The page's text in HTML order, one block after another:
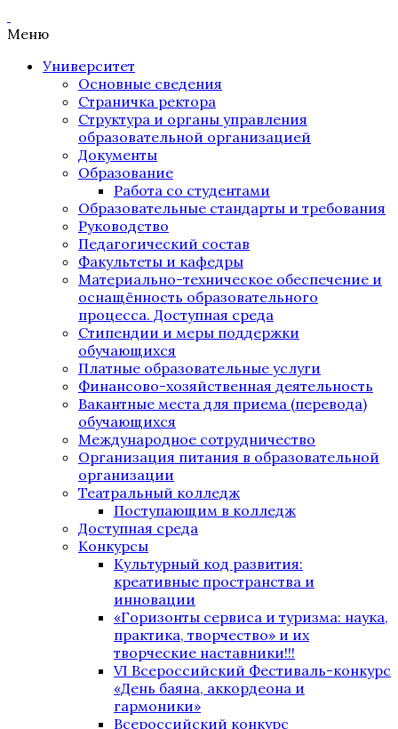
Меню
Университет
Основные сведения
Страничка ректора
Структура и органы управления
образовательной организацией
Документы
Образование
Работа со студентами
Образовательные стандарты и требования
Руководство
Педагогический состав
Факультеты и кафедры
Материально-техническое обеспечение и
оснащённость образовательного
процесса. Доступная среда
Стипендии и меры поддержки
обучающихся
Платные образовательные услуги
Финансово-хозяйственная деятельность
Вакантные места для приема (перевода)
обучающихся
Международное сотрудничество
Организация питания в образовательной
организации
Театральный колледж
Поступающим в колледж
Доступная среда
Конкурсы
Культурный код развития:
креативные пространства и
инновации
«Горизонты сервиса и туризма: наука,
практика, творчество» и их
творческие наставники!!!
VI Всероссийский Фестиваль-конкурс
«День баяна, аккордеона и
гармоники»
Всероссийский конкурс